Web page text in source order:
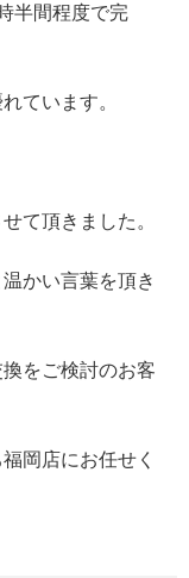
半間程度で完
ています。
て頂きました。
かい言葉を頂き
をご検討のお客
岡店にお任せく